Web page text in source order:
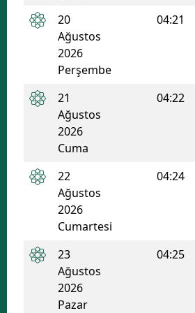
20
Ağustos
2026
Perşembe
04:21
21
Ağustos
2026
Cuma
04:22
22
Ağustos
2026
Cumartesi
04:24
23
Ağustos
2026
Pazar
04:25